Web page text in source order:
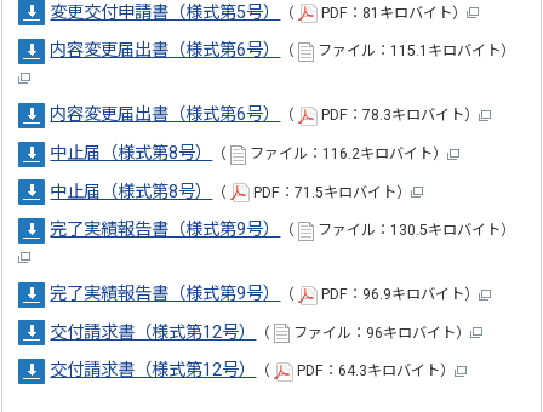
変更交付申請書（様式第5号） （ PDF：81キロバイト）
内容変更届出書（様式第6号） （ ファイル：115.1キロバイト）
内容変更届出書（様式第6号） （ PDF：78.3キロバイト）
中止届（様式第8号） （ ファイル：116.2キロバイト）
中止届（様式第8号） （ PDF：71.5キロバイト）
完了実績報告書（様式第9号） （ ファイル：130.5キロバイト）
完了実績報告書（様式第9号） （ PDF：96.9キロバイト）
交付請求書（様式第12号） （ ファイル：96キロバイト）
交付請求書（様式第12号） （ PDF：64.3キロバイト）